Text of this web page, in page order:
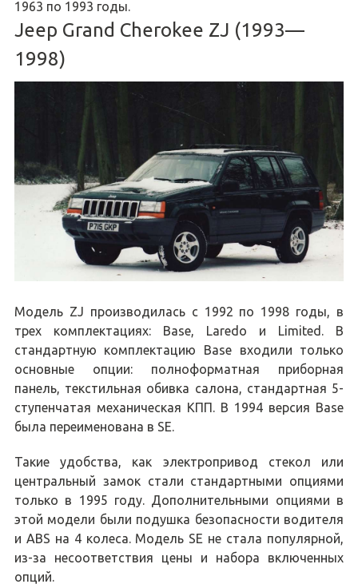
1963 по 1993 годы.
Jeep Grand Cherokee ZJ (1993—
1998)
Модель ZJ производилась с 1992 по 1998 годы, в
трех комплектациях: Base, Laredo и Limited. В
стандартную комплектацию Base входили только
основные опции: полноформатная приборная
панель, текстильная обивка салона, стандартная 5-
ступенчатая механическая КПП. В 1994 версия Base
была переименована в SE.
Такие удобства, как электропривод стекол или
центральный замок стали стандартными опциями
только в 1995 году. Дополнительными опциями в
этой модели были подушка безопасности водителя
и ABS на 4 колеса. Модель SE не стала популярной,
из-за несоответствия цены и набора включенных
опций.